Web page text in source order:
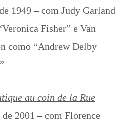
1949 – com Judy Garland
Fisher” e Van
como “Andrew Delby
au coin de la Rue
de 2001 – com Florence